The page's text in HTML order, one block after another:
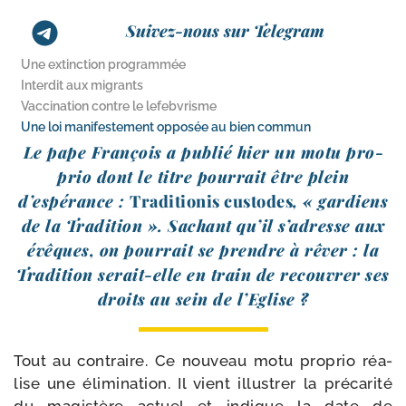
Suivez-nous sur Telegram
Une extinction programmée
Interdit aux migrants
Vaccination contre le lefebvrisme
Une loi manifestement opposée au bien commun
Le pape François a publié hier un motu pro­
prio dont le titre pour­rait être plein
d’espérance : Traditionis cus­todes, « gar­diens
de la Tradition ». Sachant qu’il s’adresse aux
évêques, on pour­rait se prendre à rêver : la
Tradition serait-​elle en train de recou­vrer ses
droits au sein de l’Eglise ?
Tout au contraire. Ce nou­veau motu pro­prio réa­
lise une éli­mi­na­tion. Il vient illus­trer la pré­ca­ri­té